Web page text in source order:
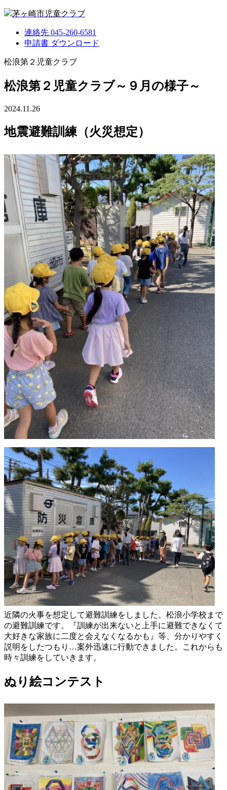
茅ヶ崎市児童クラブ
連絡先 045-260-6581
申請書 ダウンロード
松浪第２児童クラブ
松浪第２児童クラブ～９月の様子～
2024.11.26
地震避難訓練（火災想定）
近隣の火事を想定して避難訓練をしました。松浪小学校まで
の避難訓練です。『訓練が出来ないと上手に避難できなくて
大好きな家族に二度と会えなくなるかも』等、分かりやすく
説明をしたつもり…案外迅速に行動できました。これからも
時々訓練をしていきます。
ぬり絵コンテスト